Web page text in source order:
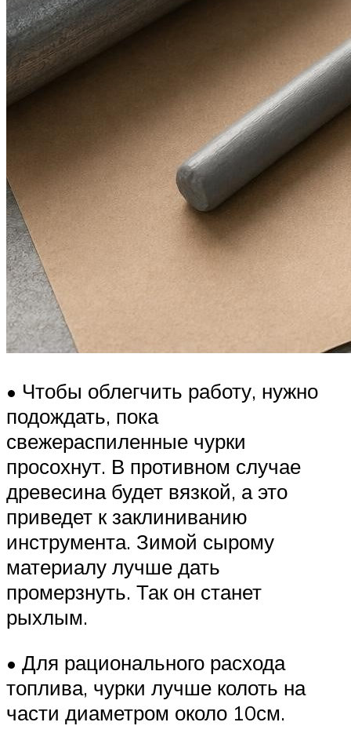
• Чтобы облегчить работу, нужно
подождать, пока
свежераспиленные чурки
просохнут. В противном случае
древесина будет вязкой, а это
приведет к заклиниванию
инструмента. Зимой сырому
материалу лучше дать
промерзнуть. Так он станет
рыхлым.
• Для рационального расхода
топлива, чурки лучше колоть на
части диаметром около 10см.